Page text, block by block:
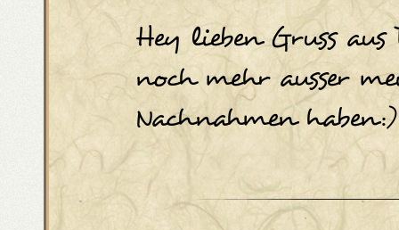
Hey lieben Gruss
noch mehr ausser
Nachnahmen haben:)